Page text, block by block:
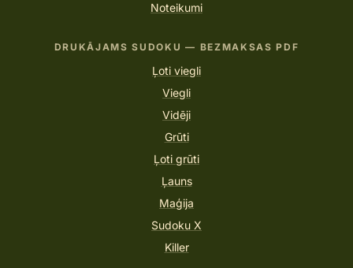
Noteikumi
DRUKĀJAMS SUDOKU — BEZMAKSAS PDF
Ļoti viegli
Viegli
Vidēji
Grūti
Ļoti grūti
Ļauns
Maģija
Sudoku X
Killer